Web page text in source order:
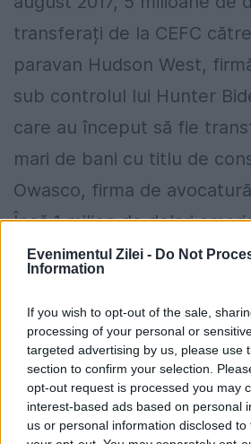
Evenimentul Zilei - Do Not
Information
If you wish to opt-out of the sale,
processing of your personal or
targeted advertising by us, please use
section to confirm your selection.
opt-out request is processed you may
interest-based ads based on personal
us or personal information disclosed
transferați de la CEFC
paravan Hudson West,
sub controlul lui Hunter
care au început să fie
mari de bani cu titlu de
Owasco, firma de
Încă 1 milion de dolari
conturile Owasco în luna
Washington Times
unei relații directe între e-
de Gilliar și plățile operate
către Hunter, Bobulinski a